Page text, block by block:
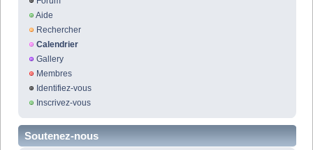
Aide
Rechercher
Calendrier
Gallery
Membres
Identifiez-vous
Inscrivez-vous
Soutenez-nous